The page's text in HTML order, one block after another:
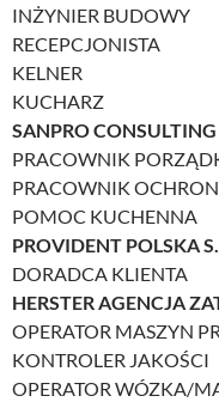
INŻYNIER BUDOWY
RECEPCJONISTA
KELNER
KUCHARZ
SANPRO
PRACOWNIK
PRACOWNIK
POMOC KUCHENNA
PROVIDENT POLSKA
DORADCA KLIENTA
HERSTER AGENCJA
OPERATOR MASZYN
KONTROLER JAKOŚCI
OPERATOR WÓZKA/